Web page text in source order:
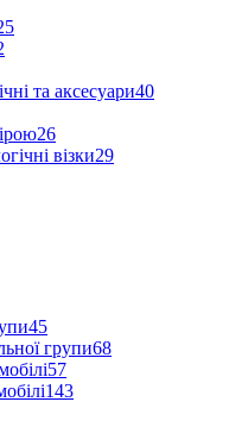
та аксесуари40
26
візки29
45
групи68
57
143